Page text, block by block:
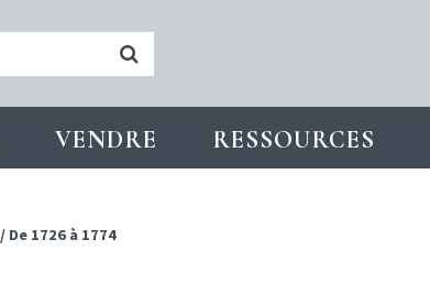
VENDRE RESSOURCES
/ De 1726 à 1774